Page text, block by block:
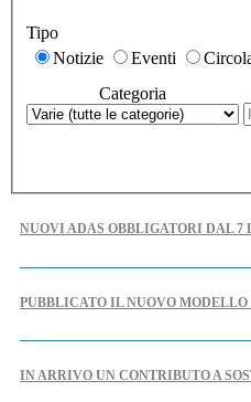
Tipo
Notizie Eventi
Categoria
NUOVI ADAS OBBLIGATORI DAL 7
PUBBLICATO IL NUOVO MODELLO
IN ARRIVO UN CONTRIBUTO A